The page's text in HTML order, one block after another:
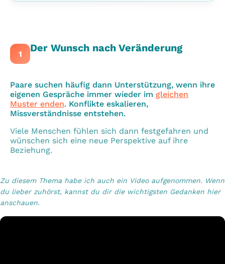
1 Der Wunsch nach Veränderung
Paare suchen häufig dann Unterstützung, wenn ihre
eigenen Gespräche immer wieder im gleichen
Muster enden. Konflikte eskalieren,
Missverständnisse entstehen.
Viele Menschen fühlen sich dann festgefahren und
wünschen sich eine neue Perspektive auf ihre
Beziehung.
Zu diesem Thema habe ich auch ein Video aufgenommen. Wenn
du lieber zuhörst, kannst du dir die wichtigsten Gedanken hier
anschauen.